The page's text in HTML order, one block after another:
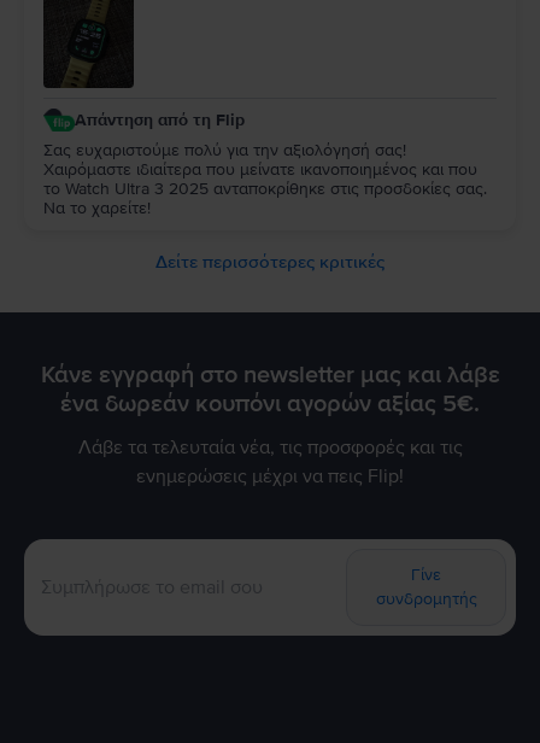
Απάντηση από τη Flip
Σας ευχαριστούμε πολύ για την αξιολόγησή σας!
Χαιρόμαστε ιδιαίτερα που μείνατε ικανοποιημένος και που
το Watch Ultra 3 2025 ανταποκρίθηκε στις προσδοκίες σας.
Να το χαρείτε!
Δείτε περισσότερες κριτικές
Κάνε εγγραφή στο newsletter μας και λάβε
ένα δωρεάν κουπόνι αγορών αξίας 5€.
Λάβε τα τελευταία νέα, τις προσφορές και τις
ενημερώσεις μέχρι να πεις Flip!
Γίνε
συνδρομητής